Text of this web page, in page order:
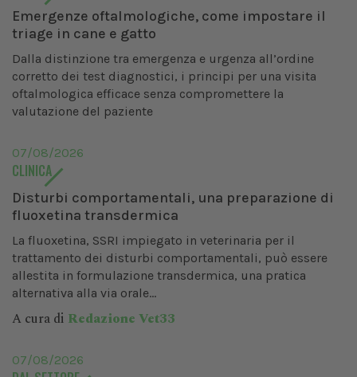
Emergenze oftalmologiche, come impostare il
triage in cane e gatto
Dalla distinzione tra emergenza e urgenza all’ordine
corretto dei test diagnostici, i principi per una visita
oftalmologica efficace senza compromettere la
valutazione del paziente
07/08/2026
CLINICA
Disturbi comportamentali, una preparazione di
fluoxetina transdermica
La fluoxetina, SSRI impiegato in veterinaria per il
trattamento dei disturbi comportamentali, può essere
allestita in formulazione transdermica, una pratica
alternativa alla via orale...
A cura di Redazione Vet33
07/08/2026